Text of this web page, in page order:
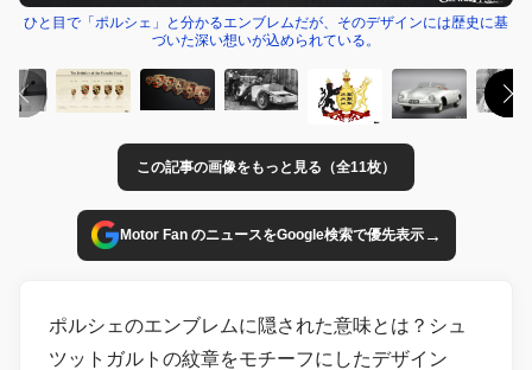
ひと目で「ポルシェ」と分かるエンブレムだが、そのデザインには歴史に基
づいた深い想いが込められている。
この記事の画像をもっと見る（全11枚）
Motor Fan のニュースをGoogle検索で優先表示→
ポルシェのエンブレムに隠された意味とは？シュ
ツットガルトの紋章をモチーフにしたデザイン